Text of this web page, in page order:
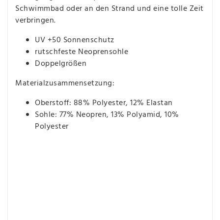
Schwimmbad oder an den Strand und eine tolle Zeit
verbringen.
UV +50 Sonnenschutz
rutschfeste Neoprensohle
Doppelgrößen
Materialzusammensetzung:
Oberstoff: 88% Polyester, 12% Elastan
Sohle: 77% Neopren, 13% Polyamid, 10%
Polyester